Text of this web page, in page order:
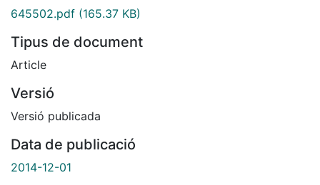
645502.pdf (165.37 KB)
Tipus de document
Article
Versió
Versió publicada
Data de publicació
2014-12-01